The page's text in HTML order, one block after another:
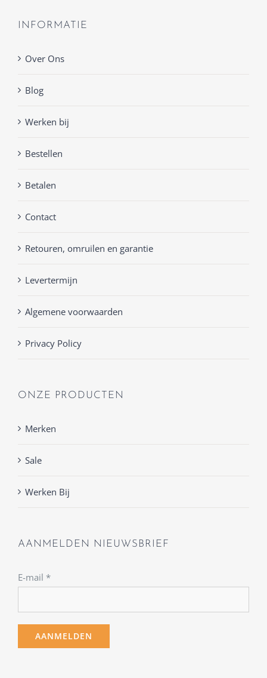
INFORMATIE
Over Ons
Blog
Werken bij
Bestellen
Betalen
Contact
Retouren, omruilen en garantie
Levertermijn
Algemene voorwaarden
Privacy Policy
ONZE PRODUCTEN
Merken
Sale
Werken Bij
AANMELDEN NIEUWSBRIEF
E-mail *